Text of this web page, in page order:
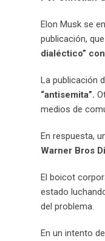
Elon Musk se
publicación,
dialéctico”
La publicación
“antisemita”.
medios de
En respuesta,
Warner Bros
El boicot
estado
del problema.
En un intento